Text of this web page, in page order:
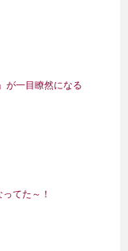
が一目瞭然になる
てた～！